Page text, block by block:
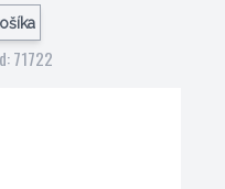
71722